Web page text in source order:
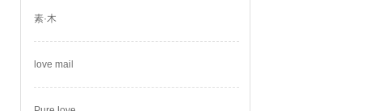
素·木
love mail